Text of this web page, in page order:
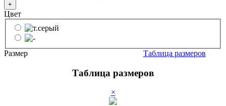
+
Цвет
Размер Таблица размеров
Таблица размеров
×